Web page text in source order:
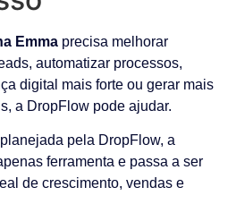
Emma precisa melhorar
automatizar processos,
digital mais forte ou gerar mais
a DropFlow pode ajudar.
pela DropFlow, a
ferramenta e passa a ser
de crescimento, vendas e